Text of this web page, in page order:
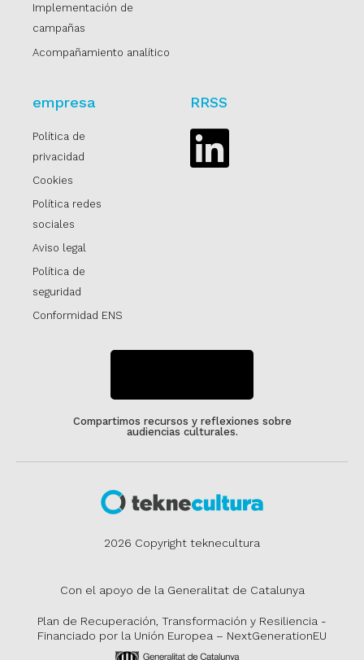
Implementación de
campañas
Acompañamiento analítico
empresa
Política de
privacidad
Cookies
Política redes
sociales
Aviso legal
Política de
seguridad
Conformidad ENS
RRSS
Compartimos recursos y reflexiones sobre
audiencias culturales.
2026 Copyright teknecultura
Con el apoyo de la Generalitat de Catalunya
Plan de Recuperación, Transformación y Resiliencia -
Financiado por la Unión Europea – NextGenerationEU